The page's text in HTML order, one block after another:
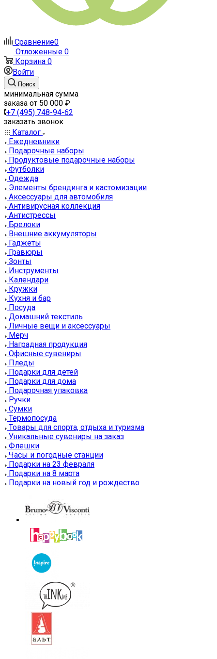
Сравнение0
Отложенные 0
Корзина 0
Войти
Поиск
минимальная сумма
заказа от 50 000 ₽
+7 (495) 748-94-62
заказать звонок
Каталог
Ежедневники
Подарочные наборы
Продуктовые подарочные наборы
Футболки
Одежда
Элементы брендинга и кастомизации
Аксессуары для автомобиля
Антивирусная коллекция
Антистрессы
Брелоки
Внешние аккумуляторы
Гаджеты
Гравюры
Зонты
Инструменты
Календари
Кружки
Кухня и бар
Посуда
Домашний текстиль
Личные вещи и аксессуары
Мерч
Наградная продукция
Офисные сувениры
Пледы
Подарки для детей
Подарки для дома
Подарочная упаковка
Ручки
Сумки
Термопосуда
Товары для спорта, отдыха и туризма
Уникальные сувениры на заказ
Флешки
Часы и погодные станции
Подарки на 23 февраля
Подарки на 8 марта
Подарки на новый год и рождество